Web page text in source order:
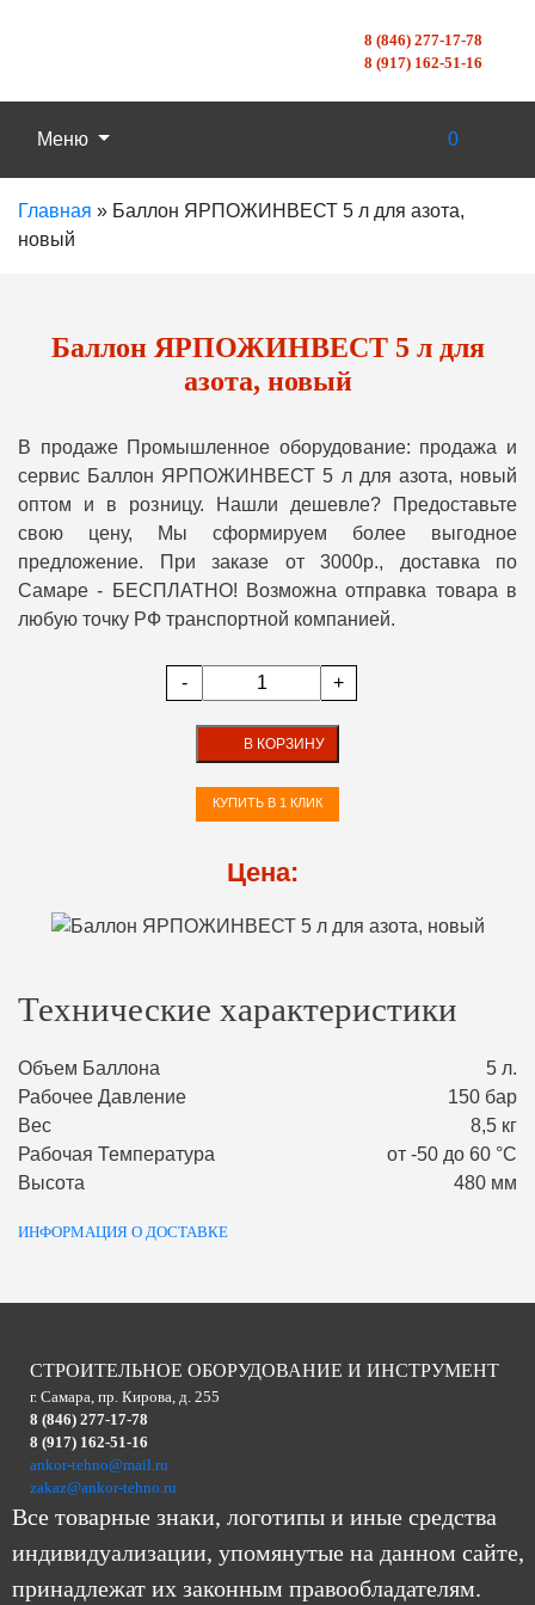
8 (846) 277-17-78
8 (917) 162-51-16
Меню 0
Главная » Баллон ЯРПОЖИНВЕСТ 5 л для азота,
новый
Баллон ЯРПОЖИНВЕСТ 5 л для
азота, новый
В продаже Промышленное оборудование: продажа и
сервис Баллон ЯРПОЖИНВЕСТ 5 л для азота, новый
оптом и в розницу. Нашли дешевле? Предоставьте
свою цену, Мы сформируем более выгодное
предложение. При заказе от 3000р., доставка по
Самаре - БЕСПЛАТНО! Возможна отправка товара в
любую точку РФ транспортной компанией.
- +
В КОРЗИНУ
КУПИТЬ В 1 КЛИК
Цена:
Технические характеристики
Объем Баллона
5 л.
Рабочее Давление
150 бар
Вес
8,5 кг
Рабочая Температура
от -50 до 60 °С
Высота
480 мм
ИНФОРМАЦИЯ О ДОСТАВКЕ
СТРОИТЕЛЬНОЕ ОБОРУДОВАНИЕ И ИНСТРУМЕНТ
г. Самара, пр. Кирова, д. 255
8 (846) 277-17-78
8 (917) 162-51-16
ankor-tehno@mail.ru
zakaz@ankor-tehno.ru
Все товарные знаки, логотипы и иные средства
индивидуализации, упомянутые на данном сайте,
принадлежат их законным правообладателям.